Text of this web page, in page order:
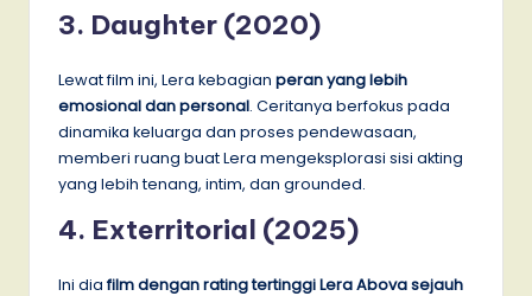
3. Daughter (2020)
Lewat film ini, Lera kebagian peran yang lebih
emosional dan personal. Ceritanya berfokus pada
dinamika keluarga dan proses pendewasaan,
memberi ruang buat Lera mengeksplorasi sisi akting
yang lebih tenang, intim, dan grounded.
4. Exterritorial (2025)
Ini diafilm dengan rating tertinggi Lera Abova sejauh